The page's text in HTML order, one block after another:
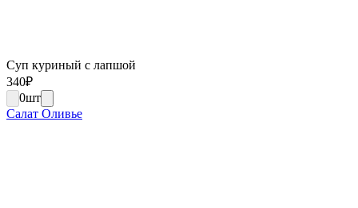
Суп куриный с лапшой
340₽
0шт
Салат Оливье